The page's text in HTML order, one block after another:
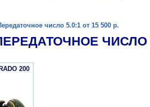
число 5.0:1 от 15 500 р.
ЧИСЛО
200